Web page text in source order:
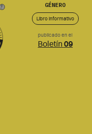
GÉNERO
Libro informativo
publicado en el
Boletín 09